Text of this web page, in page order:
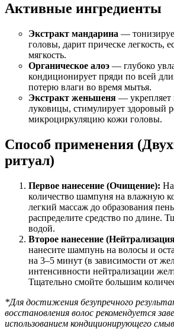
Активные ингредиенты
Экстракт мандарина —
головы, дарит прическе легкость,
мягкость.
Органическое алоэ — глубоко
кондиционирует пряди по всей
потерю влаги во время мытья.
Экстракт женьшеня — укрепляет
луковицы, стимулирует здоровый
микроциркуляцию кожи головы.
Способ применения
ритуал)
Первое нанесение (Очищение):
количество шампуня на влажную
легкий массаж до образования
распределите средство по длине.
водой.
Второе нанесение
нанесите шампунь на волосы и
на 3–5 минут (в зависимости от
интенсивности нейтрализации
Тщательно смойте большим
*Для достижения безупречного
восстановления волос рекомендуется
использованием кондиционирующего